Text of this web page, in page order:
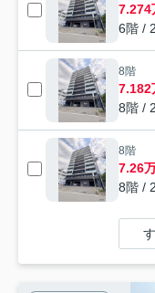
7.274
6階 /
8階
7.182
8階 /
8階
7.26
8階 /